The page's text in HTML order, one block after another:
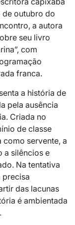
de outubro do
a autora
seu livro
com
franca.
a história de
pela ausência
Criada no
de classe
como servente, a
a silêncios e
Na tentativa
precisa
das lacunas
é ambientada